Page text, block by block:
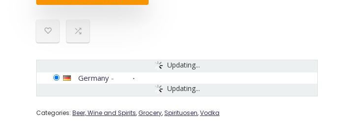
Updating...
Updating...
Germany -
Categories: Beer, Wine and Spirits,Grocery, Spirituosen,Vodka